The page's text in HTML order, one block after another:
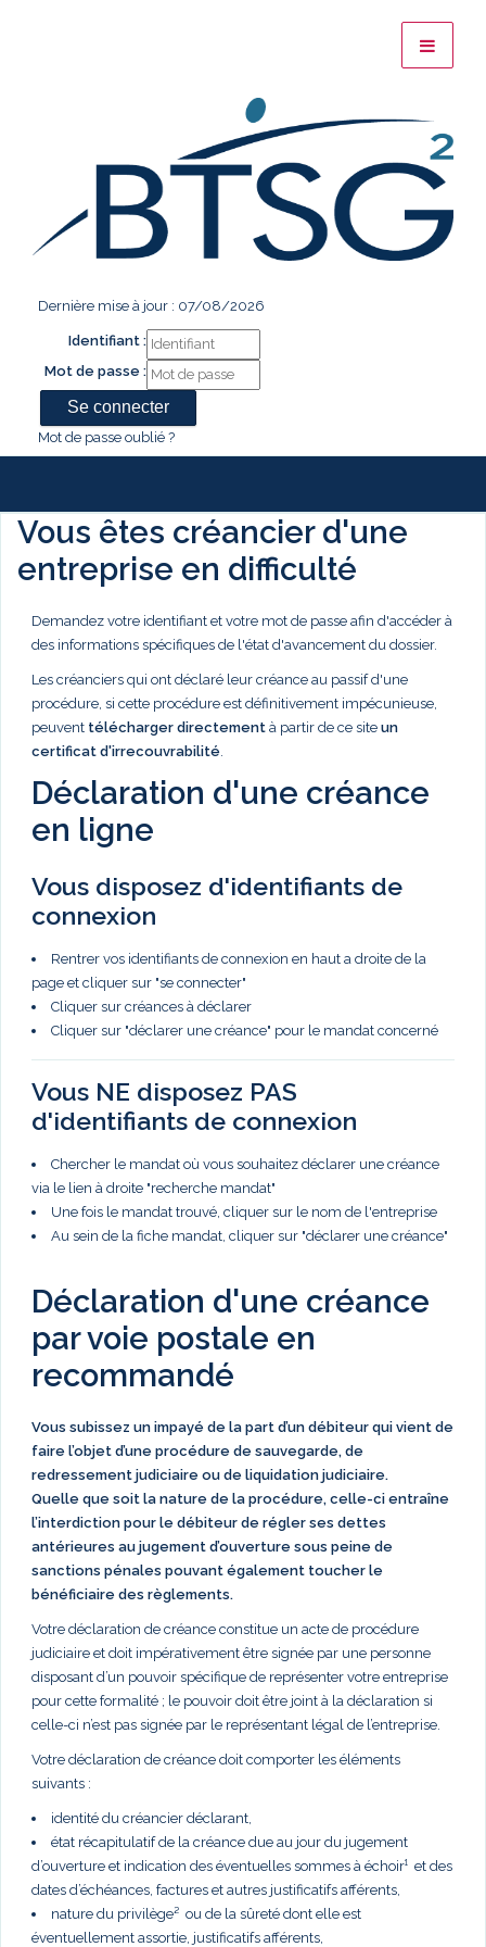
Dernière mise à jour : 07/08/2026
Identifiant :
Mot de passe :
Mot de passe oublié ?
Vous êtes créancier d'une
entreprise en difficulté
Demandez votre identifiant et votre mot de passe afin d'accéder à
des informations spécifiques de l'état d'avancement du dossier.
Les créanciers qui ont déclaré leur créance au passif d'une
procédure, si cette procédure est définitivement impécunieuse,
peuvent télécharger directement à partir de ce site un
certificat d'irrecouvrabilité.
Déclaration d'une créance
en ligne
Vous disposez d'identifiants de
connexion
Rentrer vos identifiants de connexion en haut a droite de la
page et cliquer sur "se connecter"
Cliquer sur créances à déclarer
Cliquer sur "déclarer une créance" pour le mandat concerné
Vous NE disposez PAS
d'identifiants de connexion
Chercher le mandat où vous souhaitez déclarer une créance
via le lien à droite "recherche mandat"
Une fois le mandat trouvé, cliquer sur le nom de l'entreprise
Au sein de la fiche mandat, cliquer sur "déclarer une créance"
Déclaration d'une créance
par voie postale en
recommandé
Vous subissez un impayé de la part d’un débiteur qui vient de
faire l’objet d’une procédure de sauvegarde, de
redressement judiciaire ou de liquidation judiciaire.
Quelle que soit la nature de la procédure, celle-ci entraîne
l’interdiction pour le débiteur de régler ses dettes
antérieures au jugement d’ouverture sous peine de
sanctions pénales pouvant également toucher le
bénéficiaire des règlements.
Votre déclaration de créance constitue un acte de procédure
judiciaire et doit impérativement être signée par une personne
disposant d’un pouvoir spécifique de représenter votre entreprise
pour cette formalité ; le pouvoir doit être joint à la déclaration si
celle-ci n’est pas signée par le représentant légal de l’entreprise.
Votre déclaration de créance doit comporter les éléments
suivants :
identité du créancier déclarant,
état récapitulatif de la créance due au jour du jugement
d’ouverture et indication des éventuelles sommes à échoir¹ et des
dates d’échéances, factures et autres justificatifs afférents,
nature du privilège² ou de la sûreté dont elle est
éventuellement assortie, justificatifs afférents,